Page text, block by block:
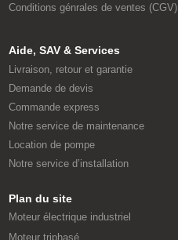
Conditions génrales de ventes (CGV)
Aide, SAV & Services
Livraison, retour et garantie
Demande de devis
Commande express
Notre service de maintenance
Location de pompe
Notre service d’installation
Plan du site
Moteur électrique industriel
Moteur triphasé